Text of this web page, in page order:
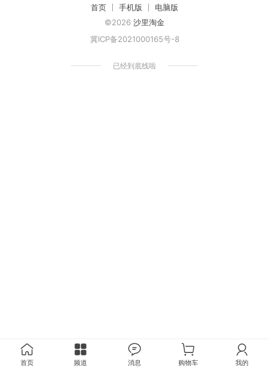
首页 手机版
电脑版
©2026 沙里淘金
冀ICP备2021000165号-8
已经到底线啦
首页 频道 消息 购物车 我的